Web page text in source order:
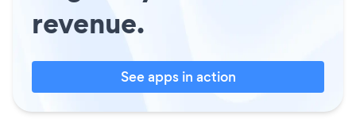
revenue.
See apps in action